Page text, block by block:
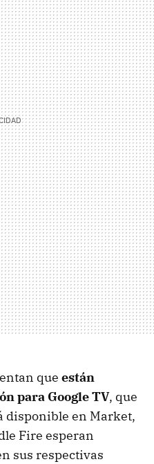
que están
para Google TV, que
disponible en Market,
Fire esperan
sus respectivas